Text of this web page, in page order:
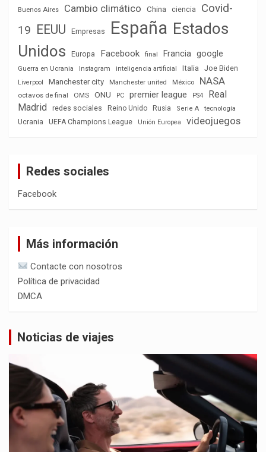
Buenos Aires
Cambio climático China ciencia
Covid-
19 EEUU Empresas España Estados
Unidos
Europa Facebook final Francia google
Guerra en Ucrania Instagram inteligencia artificial Italia Joe Biden
Liverpool Manchester city Manchester united México NASA
octavos de final OMS ONU PC premier league PS4
Real
Madrid
redes sociales Reino Unido Rusia Serie A
tecnología
Ucrania
UEFA Champions League Unión Europea videojuegos
Redes sociales
Facebook
Más información
Contacte con nosotros
Política de privacidad
DMCA
Noticias de viajes